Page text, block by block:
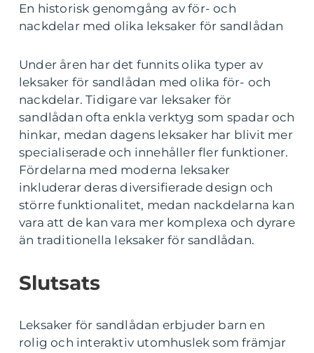
En historisk genomgång av för- och
nackdelar med olika leksaker för sandlådan
Under åren har det funnits olika typer av
leksaker för sandlådan med olika för- och
nackdelar. Tidigare var leksaker för
sandlådan ofta enkla verktyg som spadar och
hinkar, medan dagens leksaker har blivit mer
specialiserade och innehåller fler funktioner.
Fördelarna med moderna leksaker
inkluderar deras diversifierade design och
större funktionalitet, medan nackdelarna kan
vara att de kan vara mer komplexa och dyrare
än traditionella leksaker för sandlådan.
Slutsats
Leksaker för sandlådan erbjuder barn en
rolig och interaktiv utomhuslek som främjar